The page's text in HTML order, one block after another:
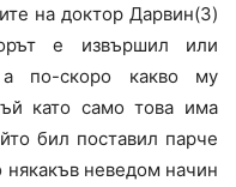
на доктор Дарвин(3)
е извършил или
по-скоро какво му
като само това има
бил поставил парче
някакъв неведом начин